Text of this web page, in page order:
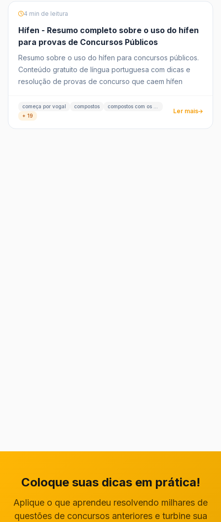
4 min de leitura
Hífen - Resumo completo sobre o uso do hífen
para provas de Concursos Públicos
Resumo sobre o uso do hífen para concursos públicos.
Conteúdo gratuito de língua portuguesa com dicas e
resolução de provas de concurso que caem hífen
começa por vogal compostos
+ 19
Ler mais
Coloque suas dicas em prática!
Aplique o que aprendeu resolvendo milhares de
questões de concursos anteriores e turbine sua